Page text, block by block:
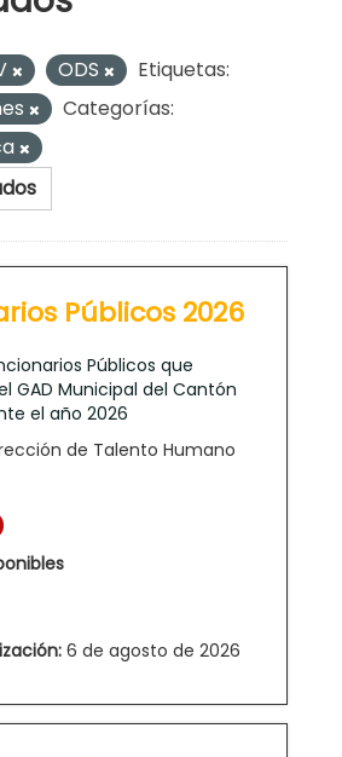
ODS
Etiquetas:
Categorías:
Públicos 2026
Públicos que
GAD Municipal del Cantón
el año 2026
de Talento Humano
6 de agosto de 2026